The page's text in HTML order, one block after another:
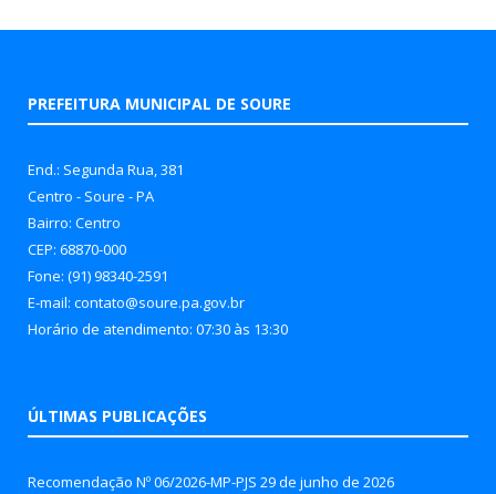
PREFEITURA MUNICIPAL DE SOURE
End.: Segunda Rua, 381
Centro - Soure - PA
Bairro: Centro
CEP: 68870-000
Fone: (91) 98340-2591
E-mail: contato@soure.pa.gov.br
Horário de atendimento: 07:30 às 13:30
ÚLTIMAS PUBLICAÇÕES
Recomendação Nº 06/2026-MP-PJS 29 de junho de 2026